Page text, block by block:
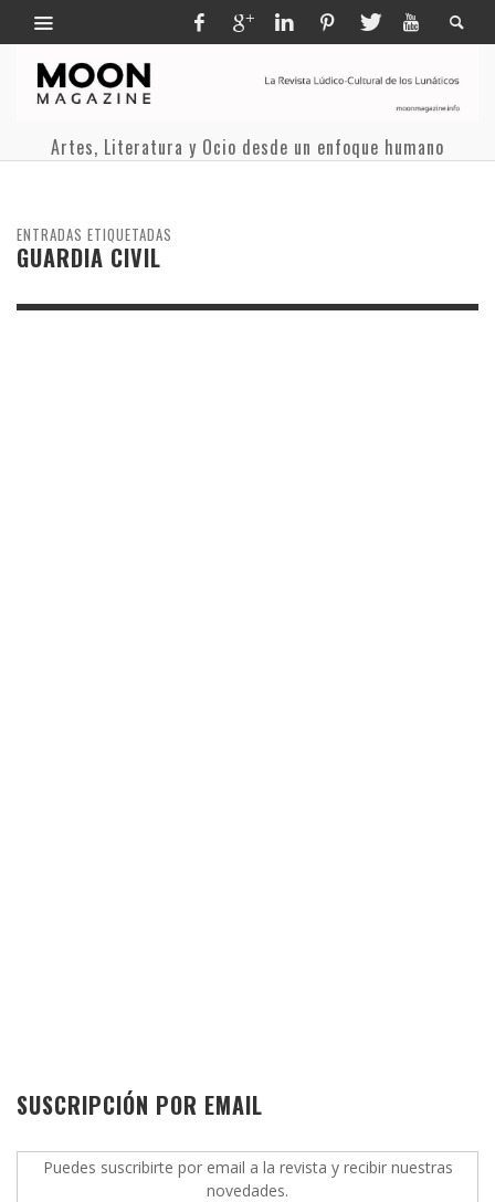
Artes, Literatura y Ocio desde un enfoque humano
ENTRADAS ETIQUETADAS
GUARDIA CIVIL
SUSCRIPCIÓN POR EMAIL
Puedes suscribirte por email a la revista y recibir nuestras
novedades.